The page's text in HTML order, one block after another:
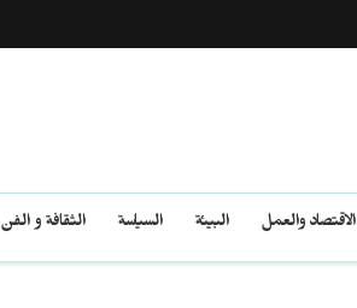
الاقتصاد والعمل البيئة السياسة الثقافة و الفن